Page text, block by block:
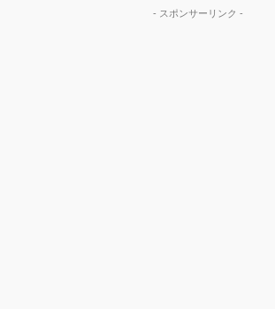
- スポンサーリンク -